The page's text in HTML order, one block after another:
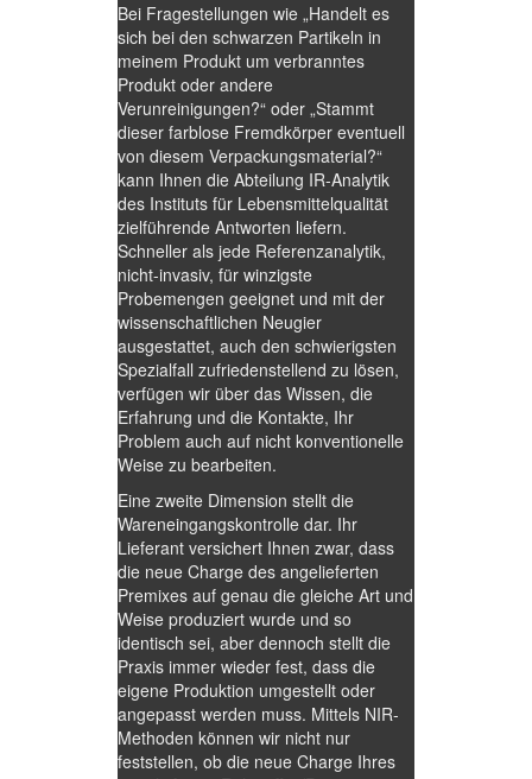
Bei Fragestellungen wie „Handelt es
sich bei den schwarzen Partikeln in
meinem Produkt um verbranntes
Produkt oder andere
Verunreinigungen?“ oder „Stammt
dieser farblose Fremdkörper eventuell
von diesem Verpackungsmaterial?“
kann Ihnen die Abteilung IR-Analytik
des Instituts für Lebensmittelqualität
zielführende Antworten liefern.
Schneller als jede Referenzanalytik,
nicht-invasiv, für winzigste
Probemengen geeignet und mit der
wissenschaftlichen Neugier
ausgestattet, auch den schwierigsten
Spezialfall zufriedenstellend zu lösen,
verfügen wir über das Wissen, die
Erfahrung und die Kontakte, Ihr
Problem auch auf nicht konventionelle
Weise zu bearbeiten.
Eine zweite Dimension stellt die
Wareneingangskontrolle dar. Ihr
Lieferant versichert Ihnen zwar, dass
die neue Charge des angelieferten
Premixes auf genau die gleiche Art und
Weise produziert wurde und so
identisch sei, aber dennoch stellt die
Praxis immer wieder fest, dass die
eigene Produktion umgestellt oder
angepasst werden muss. Mittels NIR-
Methoden können wir nicht nur
feststellen, ob die neue Charge Ihres